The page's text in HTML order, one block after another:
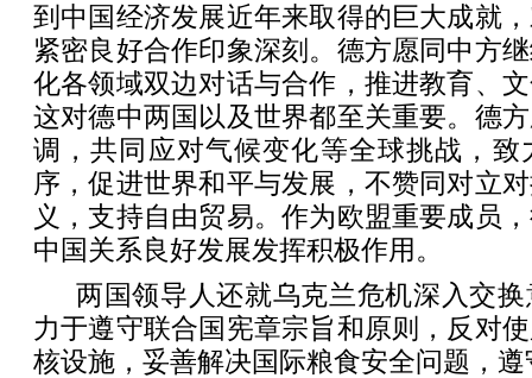
到中国经济发展近年来取得的巨大成就
紧密良好合作印象深刻。德方愿同中方
化各领域双边对话与合作，推进教育、
这对德中两国以及世界都至关重要。德
调，共同应对气候变化等全球挑战，致
序，促进世界和平与发展，不赞同对立
义，支持自由贸易。作为欧盟重要成员
中国关系良好发展发挥积极作用。
两国领导人还就乌克兰危机深入交
力于遵守联合国宪章宗旨和原则，反对
核设施，妥善解决国际粮食安全问题，